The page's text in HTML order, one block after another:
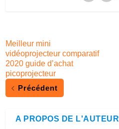
Meilleur mini
vidéoprojecteur comparatif
2020 guide d’achat
picoprojecteur
Précédent
A PROPOS DE L'AUTEUR